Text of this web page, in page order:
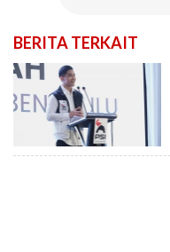
BERITA TERKAIT